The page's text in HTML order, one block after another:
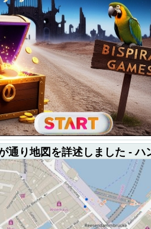
通り地図を詳述しました - ハ